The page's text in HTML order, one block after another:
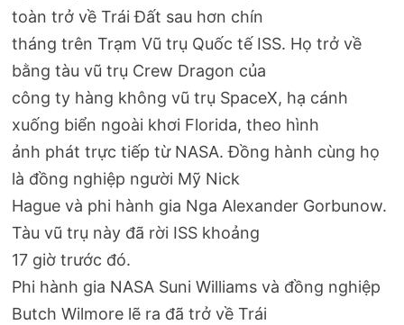
toàn trở về Trái Đất sau hơn chín
tháng trên Trạm Vũ trụ Quốc tế ISS. Họ trở về
bằng tàu vũ trụ Crew Dragon của
công ty hàng không vũ trụ SpaceX, hạ cánh
xuống biển ngoài khơi Florida, theo hình
ảnh phát trực tiếp từ NASA. Đồng hành cùng họ
là đồng nghiệp người Mỹ Nick
Hague và phi hành gia Nga Alexander Gorbunow.
Tàu vũ trụ này đã rời ISS khoảng
17 giờ trước đó.
Phi hành gia NASA Suni Williams và đồng nghiệp
Butch Wilmore lẽ ra đã trở về Trái